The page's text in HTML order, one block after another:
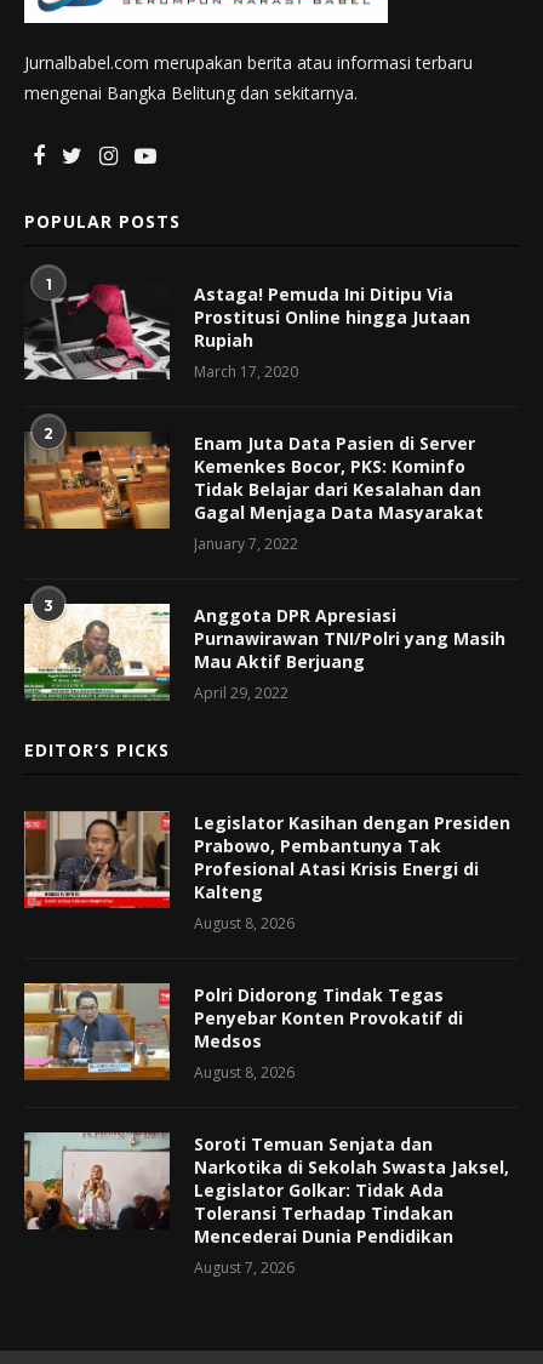
Jurnalbabel.com merupakan berita atau informasi terbaru
mengenai Bangka Belitung dan sekitarnya.
POPULAR POSTS
1
Astaga! Pemuda Ini Ditipu Via
Prostitusi Online hingga Jutaan
Rupiah
March 17, 2020
2
Enam Juta Data Pasien di Server
Kemenkes Bocor, PKS: Kominfo
Tidak Belajar dari Kesalahan dan
Gagal Menjaga Data Masyarakat
January 7, 2022
3
Anggota DPR Apresiasi
Purnawirawan TNI/Polri yang Masih
Mau Aktif Berjuang
April 29, 2022
EDITOR’S PICKS
Legislator Kasihan dengan Presiden
Prabowo, Pembantunya Tak
Profesional Atasi Krisis Energi di
Kalteng
August 8, 2026
Polri Didorong Tindak Tegas
Penyebar Konten Provokatif di
Medsos
August 8, 2026
Soroti Temuan Senjata dan
Narkotika di Sekolah Swasta Jaksel,
Legislator Golkar: Tidak Ada
Toleransi Terhadap Tindakan
Mencederai Dunia Pendidikan
August 7, 2026